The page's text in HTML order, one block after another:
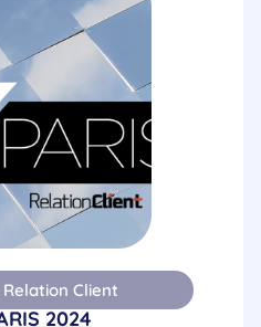
Client
2024